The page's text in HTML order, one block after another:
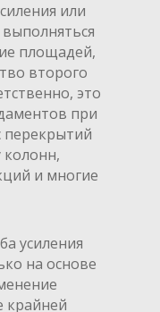
или
площадей,
второго
это
при
перекрытий
колонн,
и многие
усиления
на основе
крайней